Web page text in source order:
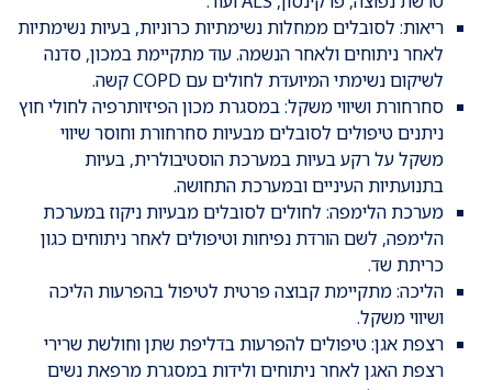
ריאות: לסובלים ממחלות נשימתיות כרוניות, בעיות נשימתיות
לאחר ניתוחים ולאחר הנשמה. עוד מתקיימת במכון, סדנה
לשיקום נשימתי המיועדת לחולים עם COPD קשה.
סחרחורת ושיווי משקל: במסגרת מכון הפיזיותרפיה לחולי חוץ
ניתנים טיפולים לסובלים מבעיות סחרחורת וחוסר שיווי
משקל על רקע בעיות במערכת הוסטיבולרית, בעיות
בתנועתיות העיניים ובמערכת התחושה.
מערכת הלימפה: לחולים לסובלים מבעיות ניקוז במערכת
הלימפה, לשם הורדת נפיחות וטיפולים לאחר ניתוחים כגון
כריתת שד.
הליכה: מתקיימת קבוצה פרטית לטיפול בהפרעות הליכה
ושיווי משקל.
רצפת אגן: טיפולים להפרעות בדליפת שתן וחולשת שרירי
רצפת האגן לאחר ניתוחים ולידות במסגרת מרפאת נשים